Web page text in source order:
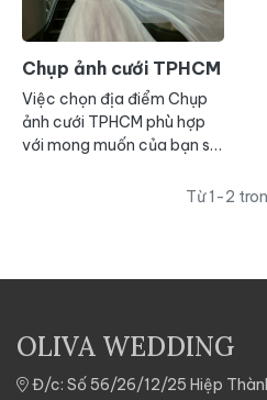
Chụp ảnh cưới TPHCM
Việc chọn địa điểm Chụp
ảnh cưới TPHCM phù hợp
với mong muốn của bạn sẽ
đẹp và có ý nghĩa giúp bạn
Từ 1-2
OLIVA WEDDING
Đ/c: Số 56/26/12/25 Hiệp